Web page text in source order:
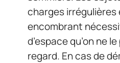
charges irrégulières
encombrant
d’espace qu’on ne
regard. En cas de